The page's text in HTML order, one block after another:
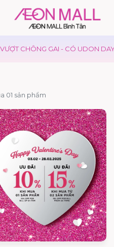
CHÔNG GAI - CÓ UDON DAY
01 sản phẩm